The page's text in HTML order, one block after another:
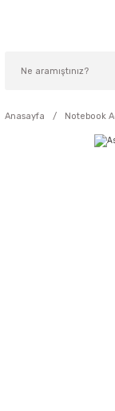
Anasayfa Notebook